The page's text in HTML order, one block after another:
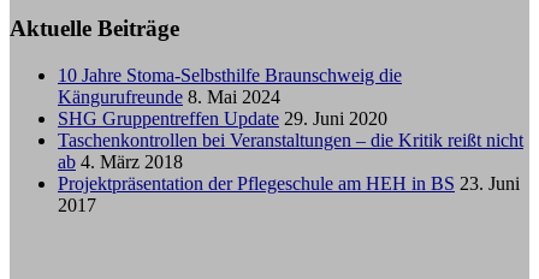
Aktuelle Beiträge
10 Jahre Stoma-Selbsthilfe Braunschweig die
Kängurufreunde 8. Mai 2024
SHG Gruppentreffen Update 29. Juni 2020
Taschenkontrollen bei Veranstaltungen – die Kritik reißt nicht
ab 4. März 2018
Projektpräsentation der Pflegeschule am HEH in BS 23. Juni
2017